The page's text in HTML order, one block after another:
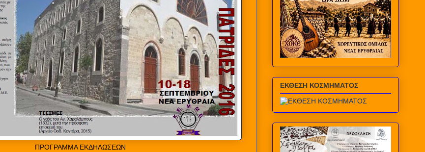
ΠΡΟΓΡΑΜΜΑ ΕΚΔΗΛΩΣΕΩΝ
ΕΚΘΕΣΗ ΚΟΣΜΗΜΑΤΟΣ